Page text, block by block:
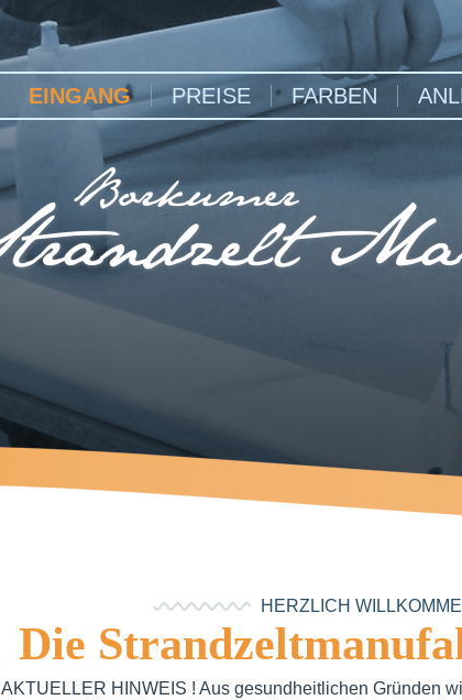
EINGANG PREISE FARBEN
HERZLICH
Die
AKTUELLER HINWEIS ! Aus gesundheitlichen Gründen